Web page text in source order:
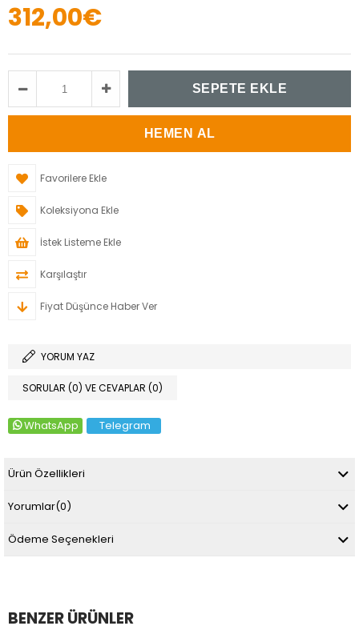
312,00€
Favorilere Ekle
Koleksiyona Ekle
İstek Listeme Ekle
Karşılaştır
Fiyat Düşünce Haber Ver
YORUM YAZ
SORULAR (0) VE CEVAPLAR (0)
WhatsApp Telegram
Ürün Özellikleri
Yorumlar(0)
Ödeme Seçenekleri
BENZER ÜRÜNLER